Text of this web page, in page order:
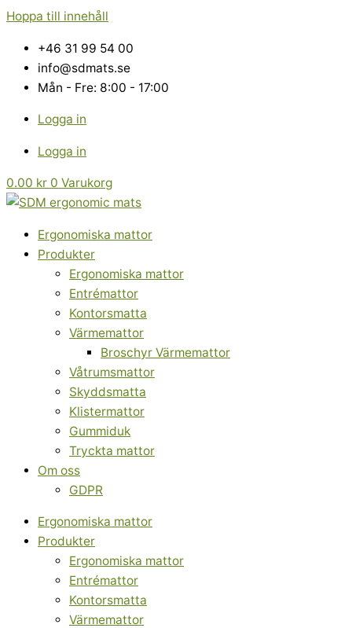
Hoppa till innehåll
+46 31 99 54 00
info@sdmats.se
Mån - Fre: 8:00 - 17:00
Logga in
Logga in
0.00 kr 0 Varukorg
Ergonomiska mattor
Produkter
Ergonomiska mattor
Entrémattor
Kontorsmatta
Värmemattor
Broschyr Värmemattor
Våtrumsmattor
Skyddsmatta
Klistermattor
Gummiduk
Tryckta mattor
Om oss
GDPR
Ergonomiska mattor
Produkter
Ergonomiska mattor
Entrémattor
Kontorsmatta
Värmemattor